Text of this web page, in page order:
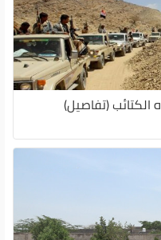
الكتائب (تفاصيل)